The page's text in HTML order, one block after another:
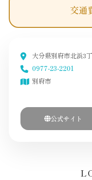
交通
大分県別府市北浜3
0977-23-2201
別府市
公式サイト